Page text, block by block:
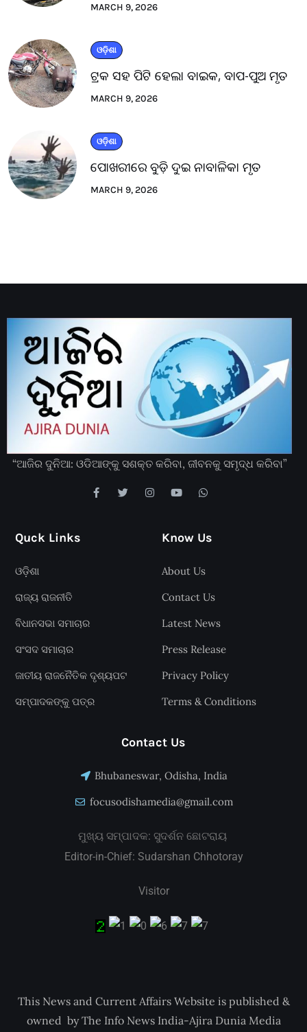
MARCH 9, 2026
ଓଡ଼ିଶା
ଟ୍ରକ ସହ ପିଟି ହେଲା ବାଇକ, ବାପ-ପୁଅ ମୃତ
MARCH 9, 2026
ଓଡ଼ିଶା
ପୋଖରୀରେ ବୁଡ଼ି ଦୁଇ ନାବାଳିକା ମୃତ
MARCH 9, 2026
“ଆଜିର ଦୁନିଆ: ଓଡିଆଙ୍କୁ ସଶକ୍ତ କରିବା, ଜୀବନକୁ ସମୃଦ୍ଧ କରିବା”
Quck Links
ଓଡ଼ିଶା
ରାଜ୍ୟ ରାଜନୀତି
ବିଧାନସଭା ସମାଚାର
ସଂସଦ ସମାଚାର
ଜାତୀୟ ରାଜନୈତିକ ଦୃଶ୍ୟପଟ
ସମ୍ପାଦକଙ୍କୁ ପତ୍ର
Know Us
About Us
Contact Us
Latest News
Press Release
Privacy Policy
Terms & Conditions
Contact Us
Bhubaneswar, Odisha, India
focusodishamedia@gmail.com
ମୁଖ୍ୟ ସମ୍ପାଦକ: ସୁଦର୍ଶନ ଛୋଟରାୟ
Editor-in-Chief: Sudarshan Chhotoray
Visitor
This News and Current Affairs Website is published &
owned by The Info News India-Ajira Dunia Media